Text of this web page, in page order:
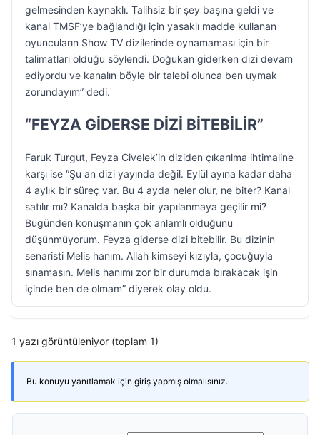
gelmesinden kaynaklı. Talihsiz bir şey başına geldi ve
kanal TMSF’ye bağlandığı için yasaklı madde kullanan
oyuncuların Show TV dizilerinde oynamaması için bir
talimatları olduğu söylendi. Doğukan giderken dizi devam
ediyordu ve kanalın böyle bir talebi olunca ben uymak
zorundayım” dedi.
“FEYZA GİDERSE DİZİ BİTEBİLİR”
Faruk Turgut, Feyza Civelek’in diziden çıkarılma ihtimaline
karşı ise “Şu an dizi yayında değil. Eylül ayına kadar daha
4 aylık bir süreç var. Bu 4 ayda neler olur, ne biter? Kanal
satılır mı? Kanalda başka bir yapılanmaya geçilir mi?
Bugünden konuşmanın çok anlamlı olduğunu
düşünmüyorum. Feyza giderse dizi bitebilir. Bu dizinin
senaristi Melis hanım. Allah kimseyi kızıyla, çocuğuyla
sınamasın. Melis hanımı zor bir durumda bırakacak işin
içinde ben de olmam” diyerek olay oldu.
1 yazı görüntüleniyor (toplam 1)
Bu konuyu yanıtlamak için giriş yapmış olmalısınız.